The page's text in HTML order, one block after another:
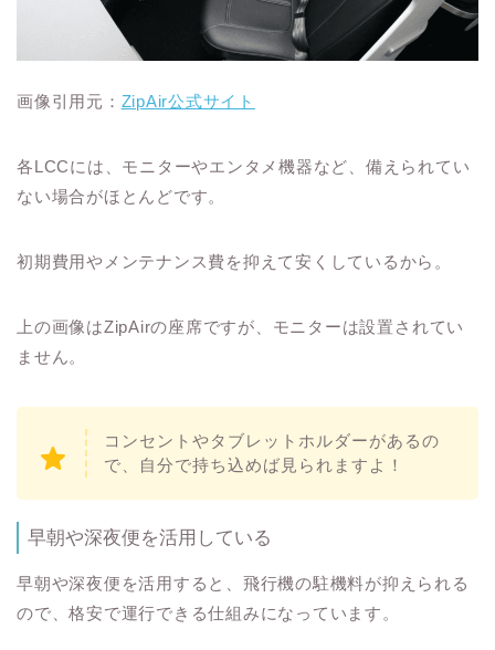
画像引用元： ZipAir公式サイト
各LCCには、モニターやエンタメ機器など、備えられてい
ない場合がほとんどです。
初期費用やメンテナンス費を抑えて安くしているから。
上の画像はZipAirの座席ですが、モニターは設置されてい
ません。
コンセントやタブレットホルダーがあるの
で、自分で持ち込めば見られますよ！
早朝や深夜便を活用している
早朝や深夜便を活用すると、飛行機の駐機料が抑えられる
ので、格安で運行できる仕組みになっています。